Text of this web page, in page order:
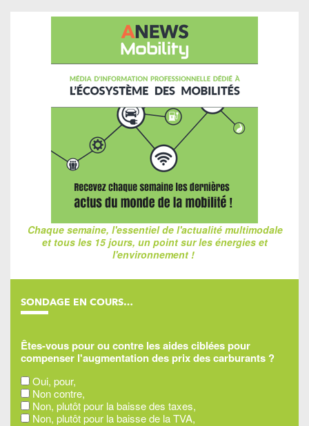
Chaque semaine, l'essentiel de l'actualité multimodale
et tous les 15 jours, un point sur les énergies et
l'environnement !
SONDAGE EN COURS…
Êtes-vous pour ou contre les aides ciblées pour
compenser l'augmentation des prix des carburants ?
Oui, pour,
Non contre,
Non, plutôt pour la baisse des taxes,
Non, plutôt pour la baisse de la TVA,